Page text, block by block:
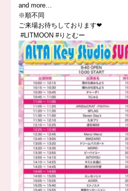
and more…
※順不同
ご来場お待ちしております❤︎
#LITMOON #りとむー